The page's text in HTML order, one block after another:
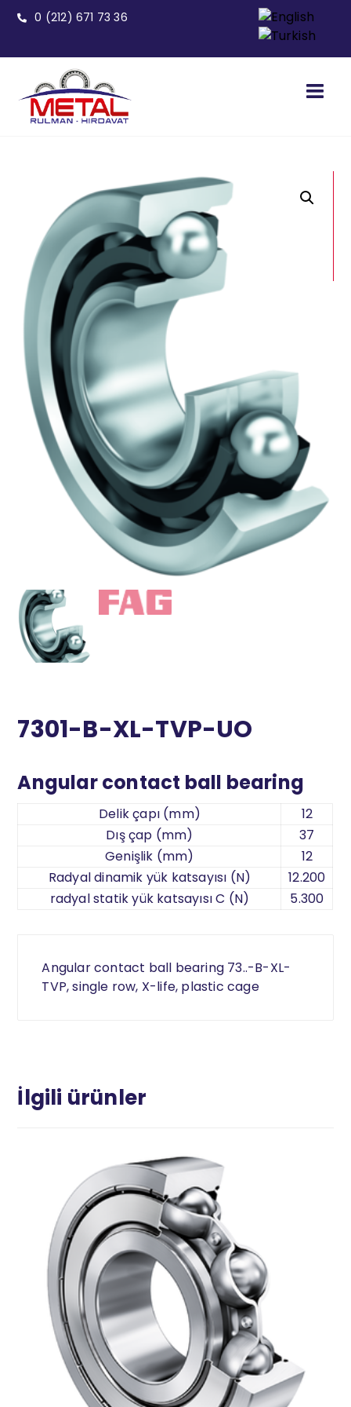
0 (212) 671 73 36
7301-B-XL-TVP-UO
Angular contact ball bearing
Delik çapı (mm)
12
Dış çap (mm)
37
Genişlik (mm)
12
Radyal dinamik yük katsayısı (N)
12.200
radyal statik yük katsayısı C (N)
5.300
Angular contact ball bearing 73..-B-XL-
TVP, single row, X-life, plastic cage
İlgili ürünler